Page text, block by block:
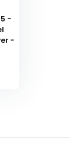
-
-